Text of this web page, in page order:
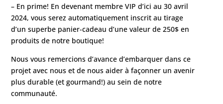
– En prime! En devenant membre VIP d’ici au 30 avril
2024, vous serez automatiquement inscrit au tirage
d’un superbe panier-cadeau d’une valeur de 250$ en
produits de notre boutique!
Nous vous remercions d’avance d’embarquer dans ce
projet avec nous et de nous aider à façonner un avenir
plus durable (et gourmand!) au sein de notre
communauté.